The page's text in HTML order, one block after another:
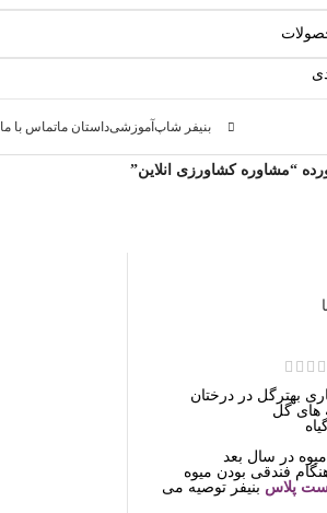
بنیفر شاپ آموزشیداستان ماتماس با ما
“مشاوره کشاورزی انلاین”
بهترگل در درختان
های گل
در سال بعد
فندقی بودن میوه
پلاس بنیفر توصیه می